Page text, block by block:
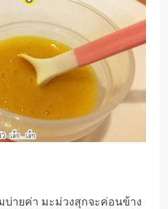
บ่ายค่า มะม่วงสุกจะค่อนข้าง